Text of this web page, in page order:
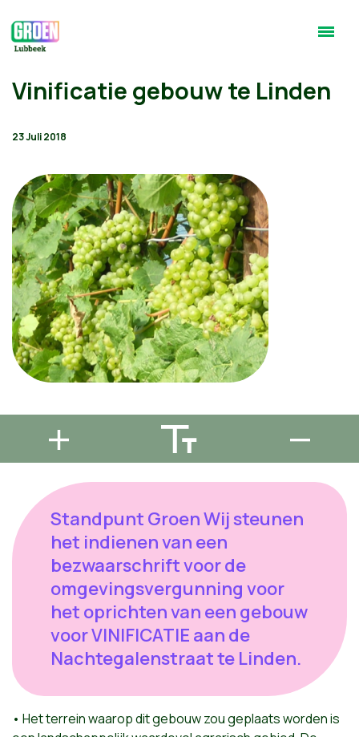
Vinificatie gebouw te Linden
23 Juli 2018
Standpunt Groen Wij steunen
het indienen van een
bezwaarschrift voor de
omgevingsvergunning voor
het oprichten van een gebouw
voor VINIFICATIE aan de
Nachtegalenstraat te Linden.
• Het terrein waarop dit gebouw zou geplaats worden is